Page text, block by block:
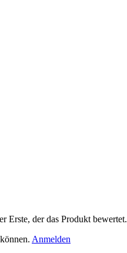
Erste, der das Produkt bewertet.
Anmelden